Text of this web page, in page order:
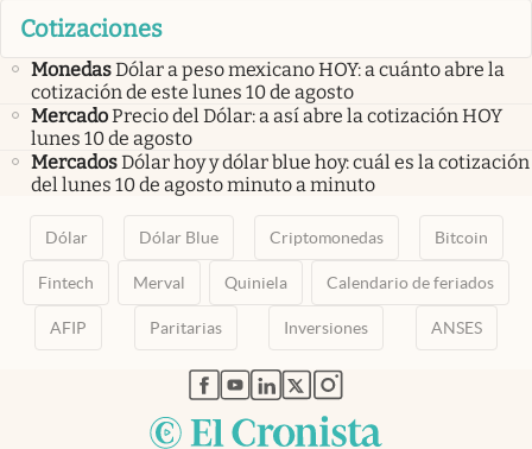
Cotizaciones
MonedasDólar a peso mexicano HOY: a cuánto abre la
cotización de este lunes 10 de agosto
MercadoPrecio del Dólar: a así abre la cotización HOY
lunes 10 de agosto
MercadosDólar hoy y dólar blue hoy: cuál es la cotización
del lunes 10 de agosto minuto a minuto
Dólar Dólar Blue Criptomonedas Bitcoin
Fintech Merval Quiniela Calendario de feriados
AFIP Paritarias Inversiones ANSES
abre en nueva pestaña
abre en nueva pestaña
abre en nueva pestaña
abre en nueva pestaña
abre en nueva pestaña